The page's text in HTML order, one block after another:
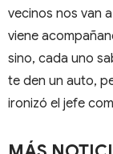
vecinos nos van
viene
sino, cada uno
te den un auto,
ironizó el jefe